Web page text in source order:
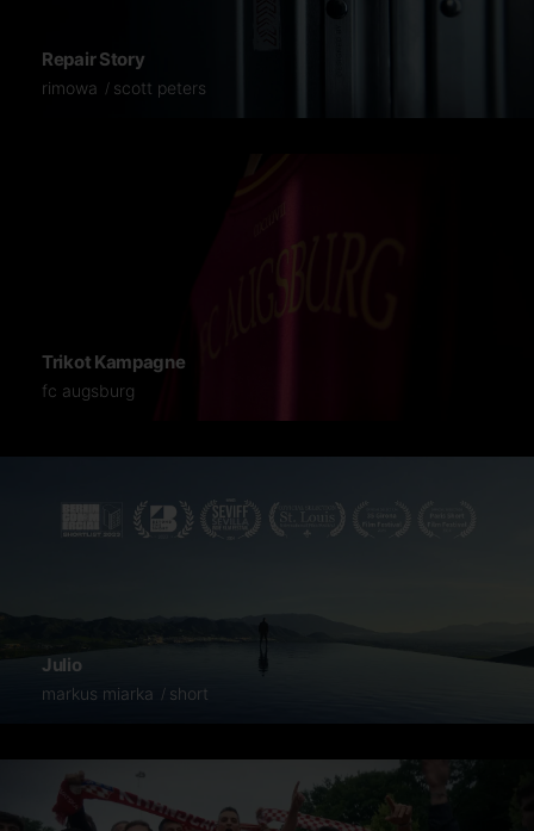
Repair Story
rimowa scott peters
Trikot Kampagne
fc augsburg
Julio
markus miarka short